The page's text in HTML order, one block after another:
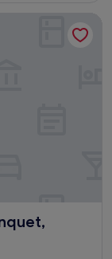
Mumbai
Mumbai